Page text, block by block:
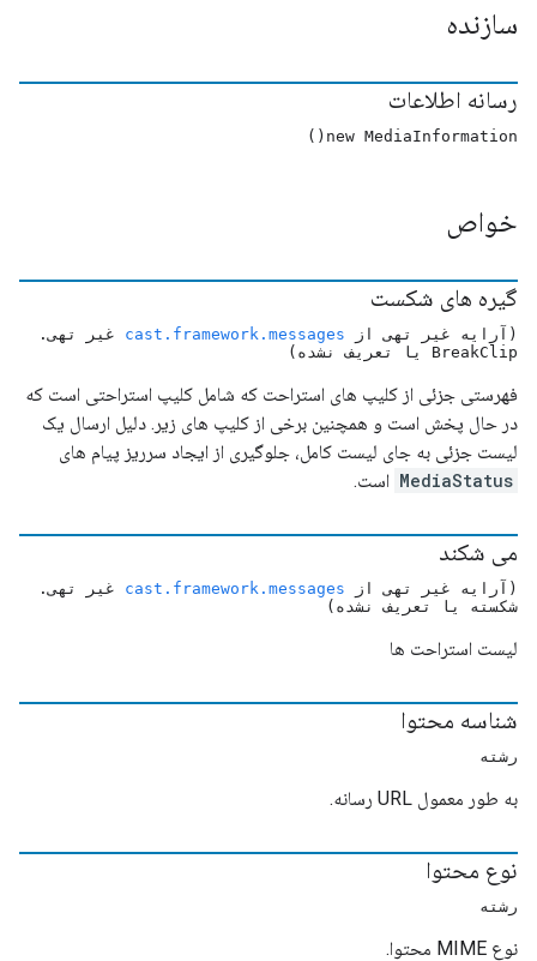
سازنده
رسانه اطلاعات
new MediaInformation()
خواص
گیره های شکست
(آرایه غیر تهی از cast.framework.messages غیر تهی.
BreakClip یا تعریف نشده)
فهرستی جزئی از کلیپ های استراحت که شامل کلیپ استراحتی است که
در حال پخش است و همچنین برخی از کلیپ های زیر. دلیل ارسال یک
لیست جزئی به جای لیست کامل، جلوگیری از ایجاد سرریز پیام های
MediaStatus است.
می شکند
(آرایه غیر تهی از cast.framework.messages غیر تهی.
شکسته یا تعریف نشده)
لیست استراحت ها
شناسه محتوا
رشته
به طور معمول URL رسانه.
نوع محتوا
رشته
نوع MIME محتوا.